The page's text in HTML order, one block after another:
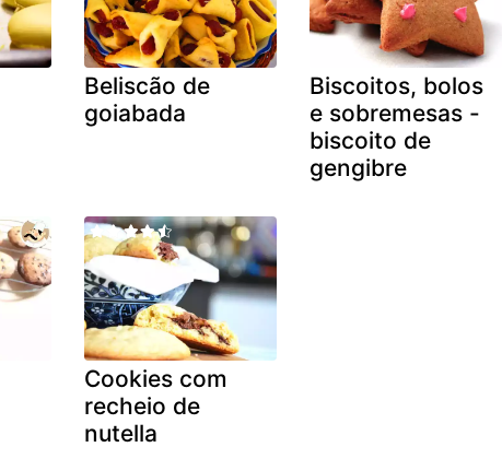
Beliscão de
goiabada
Biscoitos, bolos
e sobremesas -
biscoito de
gengibre
Cookies com
recheio de
nutella